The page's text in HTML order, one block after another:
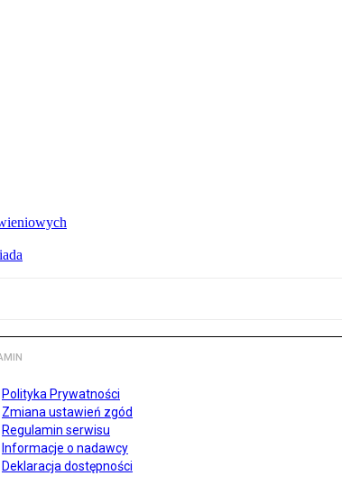
Polityka Prywatności
Zmiana ustawień zgód
Regulamin serwisu
Informacje o nadawcy
Deklaracja dostępności